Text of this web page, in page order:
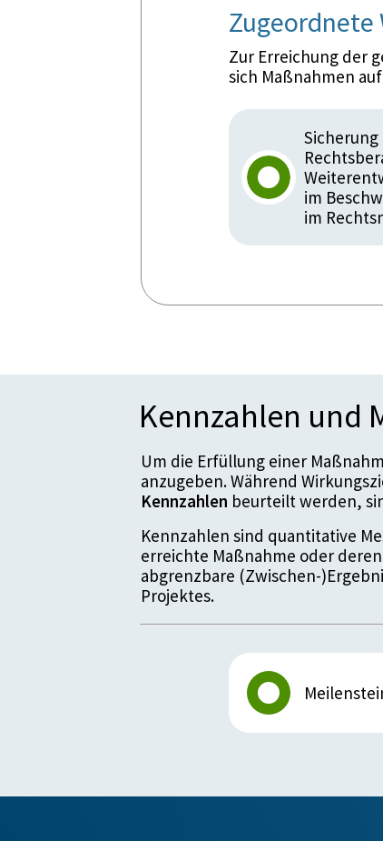
Zugeordnete
Zur Erreichung der
sich Maßnahmen
im
im
Kennzahlen und
Um die Erfüllung einer
anzugeben. Während
Kennzahlen beurteilt werden,
Kennzahlen sind quantitative
erreichte Maßnahme oder
abgrenzbare (Zwischen-
Projektes.